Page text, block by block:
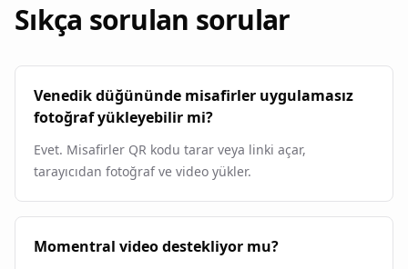
Sıkça sorulan sorular
Venedik düğününde misafirler uygulamasız
fotoğraf yükleyebilir mi?
Evet. Misafirler QR kodu tarar veya linki açar,
tarayıcıdan fotoğraf ve video yükler.
Momentral video destekliyor mu?